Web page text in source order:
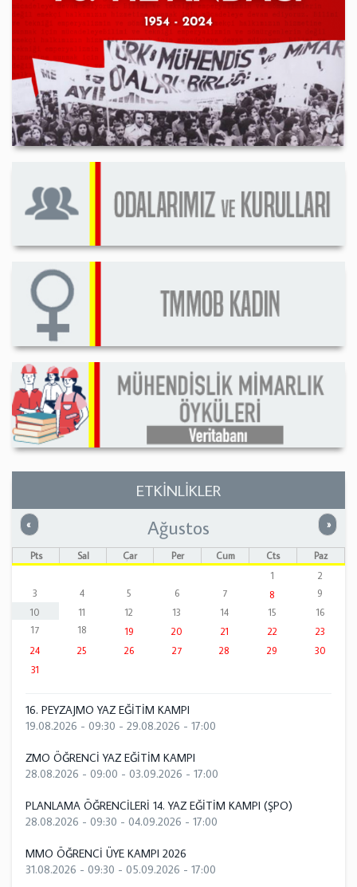
ETKİNLİKLER
« Önceki »
Ağustos
Pts Sal Çar Per Cum Cts
Paz
1
2
3
4 5 6 7 8
9
10
11 12 13 14 15
16
17
18 19 20 21 22
23
24
25 26 27 28 29
30
31
16. PEYZAJMO YAZ EĞİTİM KAMPI
19.08.2026 - 09:30 - 29.08.2026 - 17:00
ZMO ÖĞRENCİ YAZ EĞİTİM KAMPI
28.08.2026 - 09:00 - 03.09.2026 - 17:00
PLANLAMA ÖĞRENCİLERİ 14. YAZ EĞİTİM KAMPI (ŞPO)
28.08.2026 - 09:30 - 04.09.2026 - 17:00
MMO ÖĞRENCİ ÜYE KAMPI 2026
31.08.2026 - 09:30 - 05.09.2026 - 17:00